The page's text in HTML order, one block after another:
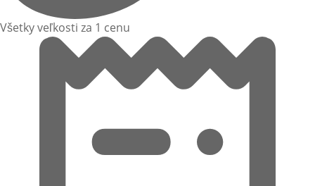
Všetky veľkosti za 1 cenu